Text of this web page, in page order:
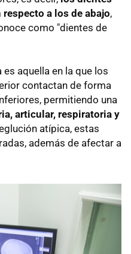
a los de abajo,
como "dientes de
aquella en la que los
contactan de forma
permitiendo una
articular, respiratoria y
atípica, estas
además de afectar a